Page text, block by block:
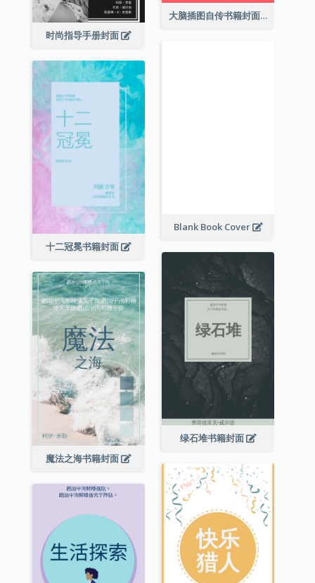
大脑插图自传书籍封面
时尚指导手册封面
Blank Book Cover
十二冠冕书籍封面
绿石堆书籍封面
魔法之海书籍封面